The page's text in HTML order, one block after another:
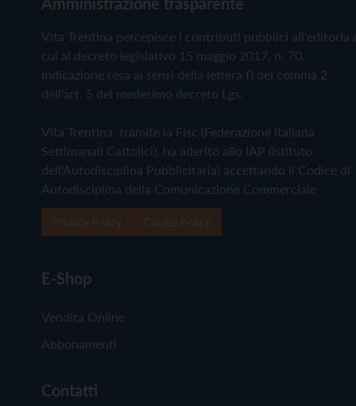
Vita Trentina percepisce i contributi pubblici all'editoria
cui al decreto legislativo 15 maggio 2017, n. 70.
Indicazione resa ai sensi della lettera f) del comma 2
dell'art. 5 del medesimo decreto Lgs.
Vita Trentina, tramite la Fisc (Federazione Italiana
Settimanali Cattolici), ha aderito allo IAP (Istituto
dell'Autodisciplina Pubblicitaria) accettando il Codice di
Autodisciplina della Comunicazione Commerciale
E-Shop
Vendita Online
Abbonamenti
Contatti